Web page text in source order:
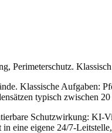
Perimeterschutz.
Klassische
typisch zwischen
Schutzwirkung: KI-
eine eigene 24/7-